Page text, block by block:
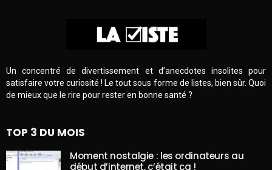
Un concentré de divertissement et d’anecdotes insolites pour
satisfaire votre curiosité ! Le tout sous forme de listes, bien sûr. Quoi
de mieux que le rire pour rester en bonne santé ?
TOP 3 DU MOIS
Moment nostalgie : les ordinateurs au
début d’internet, c’était ça !